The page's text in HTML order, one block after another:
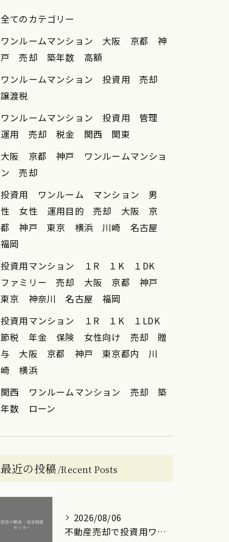
全てのカテゴリー
ワンルームマンション 大阪 京都 神
戸 売却 築年数 高額
ワンルームマンション 投資用 売却
譲渡税
ワンルームマンション 投資用 管理
運用 売却 税金 関西 関東
大阪 京都 神戸 ワンルームマンショ
ン 売却
投資用 ワンルーム マンション 男
性 女性 運用目的 売却 大阪 京
都 神戸 東京 横浜 川崎 名古屋
福岡
投資用マンション １R １K １DK
ファミリー 売却 大阪 京都 神戸
東京 神奈川 名古屋 福岡
投資用マンション １R １K １LDK
節税 年金 保険 女性向け 売却 贈
与 大阪 京都 神戸 東京都内 川
崎 横浜
関西 ワンルームマンション 売却 築
年数 ローン
最近の投稿 Recent Posts
2026/08/06
不動産売却で投資用ワンルームマンションを高額で手放すための実践ステップと損失回避のポイント